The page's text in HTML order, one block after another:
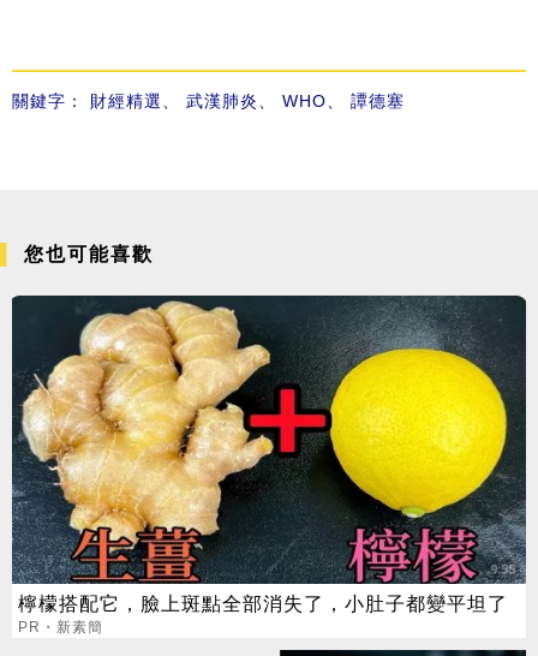
關鍵字： 財經精選 武漢肺炎 WHO 譚德塞
您也可能喜歡
檸檬搭配它，臉上斑點全部消失了，小肚子都變平坦了
PR・新素簡